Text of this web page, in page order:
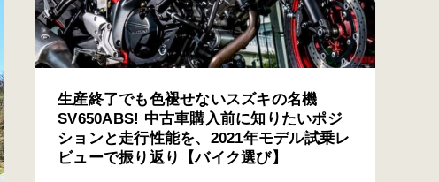
生産終了でも色褪せないスズキの名機
SV650ABS! 中古車購入前に知りたいポジ
ションと走行性能を、2021年モデル試乗レ
ビューで振り返り【バイク選び】